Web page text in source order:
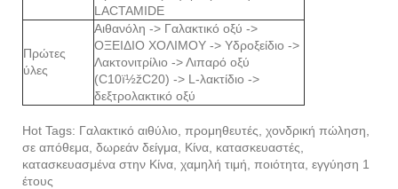
LACTAMIDE
Πρώτες
ύλες
Αιθανόλη -> Γαλακτικό οξύ ->
ΟΞΕΙΔΙΟ ΧΟΛΙΜΟΥ -> Υδροξείδιο ->
Λακτονιτρίλιο -> Λιπαρό οξύ
(C10ï½žC20) -> L-λακτίδιο ->
δεξτρολακτικό οξύ
Hot Tags: Γαλακτικό αιθύλιο, προμηθευτές, χονδρική πώληση,
σε απόθεμα, δωρεάν δείγμα, Κίνα, κατασκευαστές,
κατασκευασμένα στην Κίνα, χαμηλή τιμή, ποιότητα, εγγύηση 1
έτους